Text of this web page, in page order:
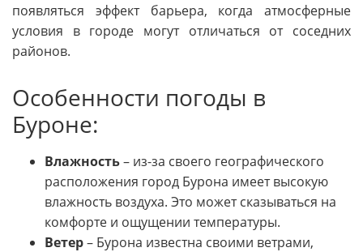
появляться эффект барьера, когда атмосферные
условия в городе могут отличаться от соседних
районов.
Особенности погоды в
Буроне:
Влажность– из-за своего географического
расположения город Бурона имеет высокую
влажность воздуха. Это может сказываться на
комфорте и ощущении температуры.
Ветер– Бурона известна своими ветрами,